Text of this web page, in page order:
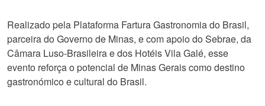
Realizado pela Plataforma Fartura Gastronomia do Brasil,
parceira do Governo de Minas, e com apoio do Sebrae, da
Câmara Luso-Brasileira e dos Hotéis Vila Galé, esse
evento reforça o potencial de Minas Gerais como destino
gastronómico e cultural do Brasil.